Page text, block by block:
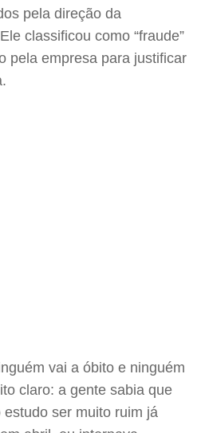
pela direção da
classificou como “fraude”
pela empresa para justificar
vai a óbito e ninguém
claro: a gente sabia que
ser muito ruim já